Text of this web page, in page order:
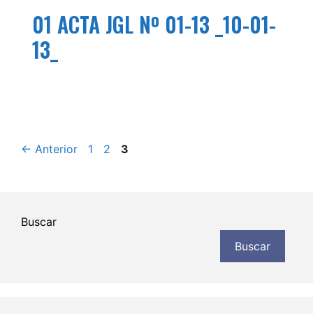
01 ACTA JGL Nº 01-13 _10-01-
13_
← Anterior Página
1 Página
2 Página
3
Buscar
Buscar